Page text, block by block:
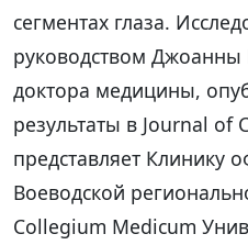
сегментах глаза.
руководством Джоанны
доктора медицины,
результаты в Journal of
представляет Клинику
Воеводской
Collegium Medicum